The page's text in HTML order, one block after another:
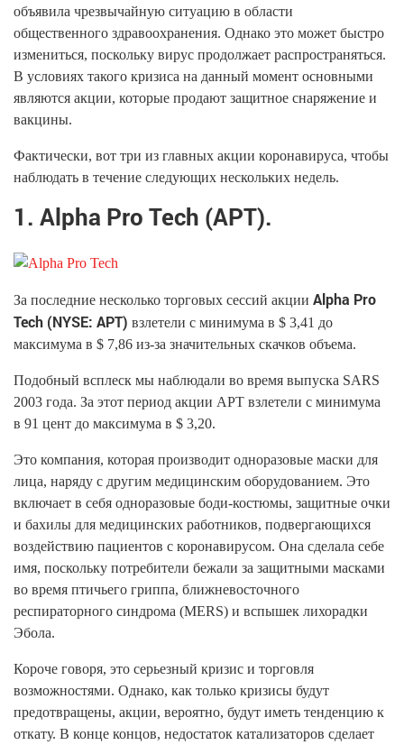
объявила чрезвычайную ситуацию в области
общественного здравоохранения. Однако это может быстро
измениться, поскольку вирус продолжает распространяться.
В условиях такого кризиса на данный момент основными
являются акции, которые продают защитное снаряжение и
вакцины.
Фактически, вот три из главных акции коронавируса, чтобы
наблюдать в течение следующих нескольких недель.
1. Alpha Pro Tech (APT).
За последние несколько торговых сессий акции Alpha Pro
Tech (NYSE: APT) взлетели с минимума в $ 3,41 до
максимума в $ 7,86 из-за значительных скачков объема.
Подобный всплеск мы наблюдали во время выпуска SARS
2003 года. За этот период акции APT взлетели с минимума
в 91 цент до максимума в $ 3,20.
Это компания, которая производит одноразовые маски для
лица, наряду с другим медицинским оборудованием. Это
включает в себя одноразовые боди-костюмы, защитные очки
и бахилы для медицинских работников, подвергающихся
воздействию пациентов с коронавирусом. Она сделала себе
имя, поскольку потребители бежали за защитными масками
во время птичьего гриппа, ближневосточного
респираторного синдрома (MERS) и вспышек лихорадки
Эбола.
Короче говоря, это серьезный кризис и торговля
возможностями. Однако, как только кризисы будут
предотвращены, акции, вероятно, будут иметь тенденцию к
откату. В конце концов, недостаток катализаторов сделает